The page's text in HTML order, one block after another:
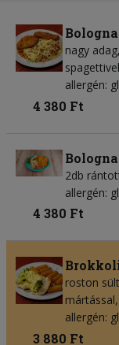
nagy
spagettivel
allergén:
4 380 Ft
2db
allergén:
4 380 Ft
roston
allergén:
3 880 Ft